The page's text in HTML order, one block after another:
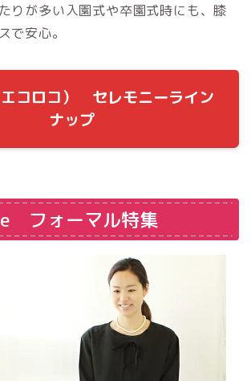
りが多い入園式や卒園式時にも、膝
で安心。
コロコ） セレモニーライン
ナップ
フォーマル特集